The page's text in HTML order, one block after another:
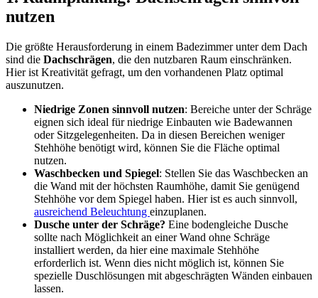
nutzen
Die größte Herausforderung in einem Badezimmer unter dem Dach
sind die Dachschrägen, die den nutzbaren Raum einschränken.
Hier ist Kreativität gefragt, um den vorhandenen Platz optimal
auszunutzen.
Niedrige Zonen sinnvoll nutzen: Bereiche unter der Schräge
eignen sich ideal für niedrige Einbauten wie Badewannen
oder Sitzgelegenheiten. Da in diesen Bereichen weniger
Stehhöhe benötigt wird, können Sie die Fläche optimal
nutzen.
Waschbecken und Spiegel: Stellen Sie das Waschbecken an
die Wand mit der höchsten Raumhöhe, damit Sie genügend
Stehhöhe vor dem Spiegel haben. Hier ist es auch sinnvoll,
ausreichend Beleuchtung einzuplanen.
Dusche unter der Schräge? Eine bodengleiche Dusche
sollte nach Möglichkeit an einer Wand ohne Schräge
installiert werden, da hier eine maximale Stehhöhe
erforderlich ist. Wenn dies nicht möglich ist, können Sie
spezielle Duschlösungen mit abgeschrägten Wänden einbauen
lassen.